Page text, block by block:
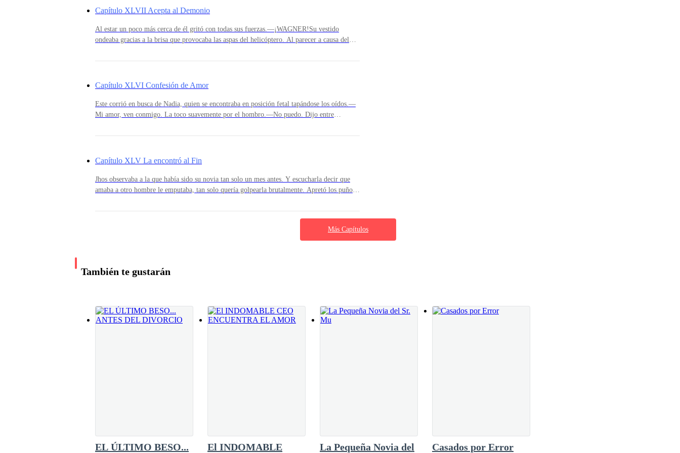
—Esto solo me pasa a mi.
Capítulo XLVII Acepta al Demonio
Al estar un poco más cerca de él gritó con todas sus fuerzas.—¡WAGNER!Su vestido
ondeaba gracias a la brisa que provocaba las aspas del helicóptero. Al parecer a causa del
corriendo hacia él, pero era demasiado tarde.[...]El millonario no había tenido tan buena
Entendía que necesitaba tiempo para ella… tiempo para pensar las cosas. Tiempo para
Capítulo XLVI Confesión de Amor
Este corrió en busca de Nadia, quien se encontraba en posición fetal tapándose los oídos.—
Mi amor, ven conmigo. La toco suavemente por el hombro.—No puedo. Dijo entre
aquellas palabras que por la bala que recibió.—Yo solo quiero protegerte mi lirio. ¡Creeme!
m
Capítulo XLV La encontró al Fin
Jhos observaba a la que había sido su novia tan solo un mes antes. Y escucharla decir que
amaba a otro hombre le emputaba, tan solo quería golpearla brutalmente. Apretó los puños
excitó.Definitivamente la follaria hasta estrangularla… se acercó a ella nuevamente con
intensiones poco decentes. Ella temblaba del miedo y eso le agradaba, que le tuviera pavor.
Ya que lo que pensaba hacerle esa noche no sería nada bueno… no al menos para ella.
[...]Wagner freno en seco el coche, se encontraba frente de una residencia ostentosa. Lo
Más Capítulos
También te gustarán
EL ÚLTIMO BESO...
El INDOMABLE
La Pequeña Novia del
Casados por Error